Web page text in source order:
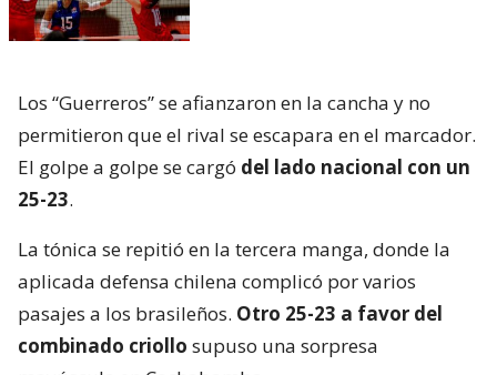
Los “Guerreros” se afianzaron en la cancha y no
permitieron que el rival se escapara en el marcador.
El golpe a golpe se cargó del lado nacional con un
25-23.
La tónica se repitió en la tercera manga, donde la
aplicada defensa chilena complicó por varios
pasajes a los brasileños. Otro 25-23 a favor del
combinado criollo supuso una sorpresa